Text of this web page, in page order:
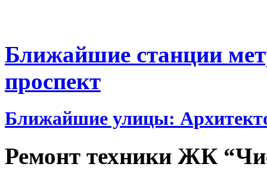
Ближайшие станции
проспект
Ближайшие улицы:
Ремонт техники ЖК